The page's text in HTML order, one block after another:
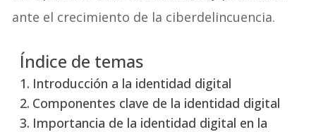
ante el crecimiento de la ciberdelincuencia.
Índice de temas
Introducción a la identidad digital
Componentes clave de la identidad digital
Importancia de la identidad digital en la